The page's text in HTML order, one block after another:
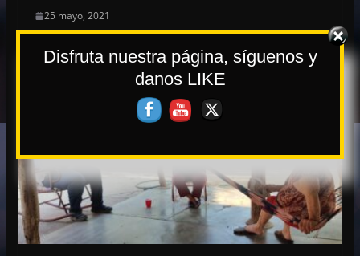
25 mayo, 2021
Disfruta nuestra página, síguenos y
danos LIKE